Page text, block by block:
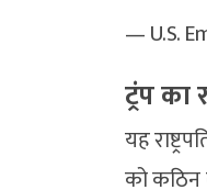
— U.S.
ट्रंप
यह
को कठिन